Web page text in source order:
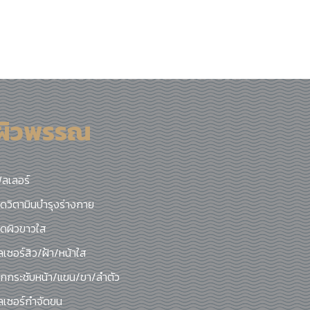
วพรรณ
เลอร์
วิตามินบำรุงร่างกาย
ผิวขาวใส
เซอร์สิว/ฝ้า/หน้าใส
กระชับหน้า/แขน/ขา/ลำตัว
เซอร์กำจัดขน